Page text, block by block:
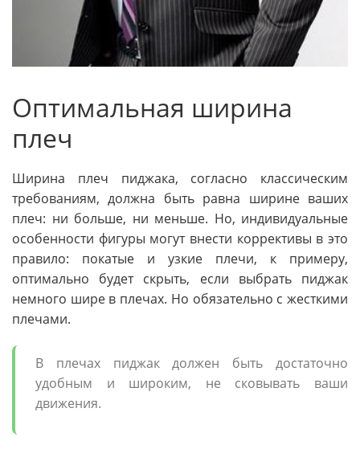
Оптимальная ширина
плеч
Ширина плеч пиджака, согласно классическим
требованиям, должна быть равна ширине ваших
плеч: ни больше, ни меньше. Но, индивидуальные
особенности фигуры могут внести коррективы в это
правило: покатые и узкие плечи, к примеру,
оптимально будет скрыть, если выбрать пиджак
немного шире в плечах. Но обязательно с жесткими
плечами.
В плечах пиджак должен быть достаточно
удобным и широким, не сковывать ваши
движения.